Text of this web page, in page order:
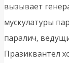
вызывает
мускулатуры
паралич,
Празиквантел